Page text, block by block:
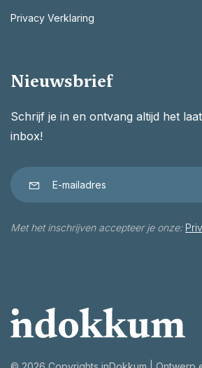
Privacy Verklaring
Nieuwsbrief
Schrijf je in en ontvang altijd het
inbox!
Met het inschrijven accepteer je onze: